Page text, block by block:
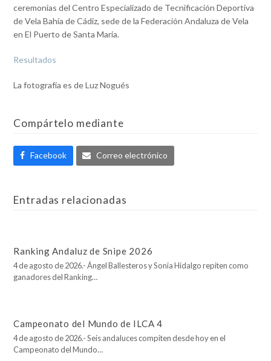
ceremonias del Centro Especializado de Tecnificación Deportiva
de Vela Bahía de Cádiz, sede de la Federación Andaluza de Vela
en El Puerto de Santa María.
Resultados
La fotografía es de Luz Nogués
Compártelo mediante
Facebook Correo electrónico
Entradas relacionadas
Ranking Andaluz de Snipe 2026
4 de agosto de 2026.- Ángel Ballesteros y Sonia Hidalgo repiten como
ganadores del Ranking…
Campeonato del Mundo de ILCA 4
4 de agosto de 2026.- Seis andaluces compiten desde hoy en el
Campeonato del Mundo…